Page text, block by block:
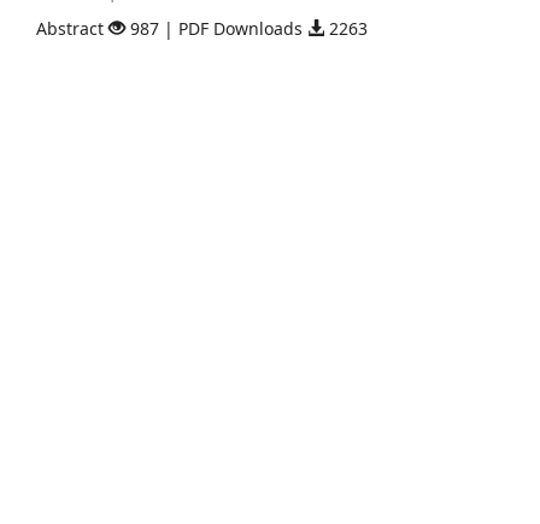
Abstract 987 | PDF Downloads 2263